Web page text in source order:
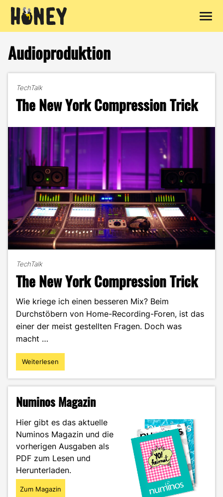
Inhalt
springen
Audioproduktion
TechTalk
The New York Compression Trick
TechTalk
The New York Compression Trick
Wie kriege ich einen besseren Mix? Beim
Durchstöbern von Home-Recording-Foren, ist das
einer der meist gestellten Fragen. Doch was
macht …
"The
New
Trick"
Weiterlesen
Numinos Magazin
Hier gibt es das aktuelle
Numinos Magazin und die
vorherigen Ausgaben als
PDF zum Lesen und
Herunterladen.
Zum Magazin